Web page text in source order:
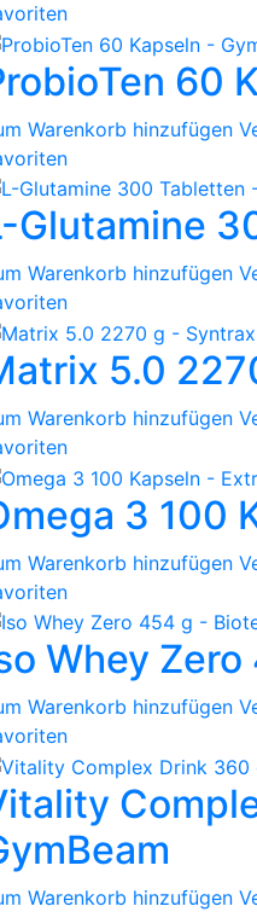
60
Warenkorb hinzufügen
Glutamine
Warenkorb hinzufügen
5.0
Warenkorb hinzufügen
3 100
Warenkorb hinzufügen
Whey
Warenkorb hinzufügen
Warenkorb hinzufügen